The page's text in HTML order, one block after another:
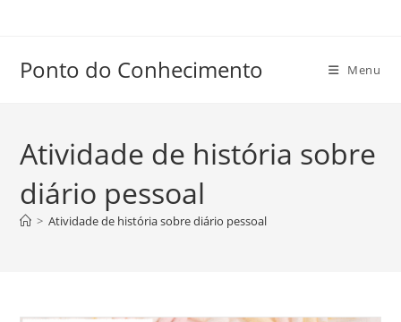
conteúdo
Ponto do Conhecimento Menu
Atividade de história sobre
diário pessoal
> Atividade de história sobre diário pessoal